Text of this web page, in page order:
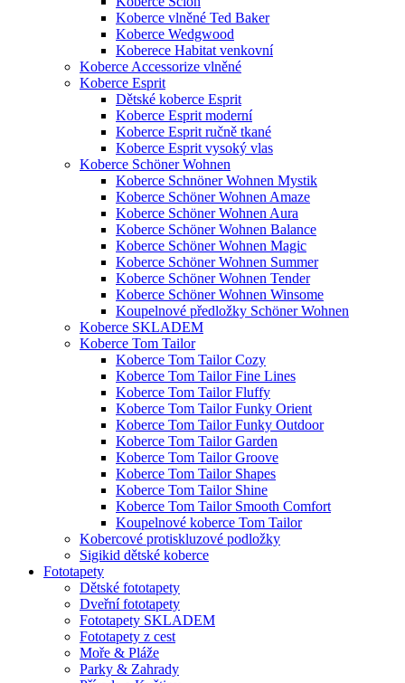
Koberce vlněné Ted Baker
Koberce Wedgwood
Koberece Habitat venkovní
Koberce Accessorize vlněné
Koberce Esprit
Dětské koberce Esprit
Koberce Esprit moderní
Koberce Esprit ručně tkané
Koberce Esprit vysoký vlas
Koberce Schöner Wohnen
Koberce Schnöner Wohnen Mystik
Koberce Schöner Wohnen Amaze
Koberce Schöner Wohnen Aura
Koberce Schöner Wohnen Balance
Koberce Schöner Wohnen Magic
Koberce Schöner Wohnen Summer
Koberce Schöner Wohnen Tender
Koberce Schöner Wohnen Winsome
Koupelnové předložky Schöner Wohnen
Koberce SKLADEM
Koberce Tom Tailor
Koberce Tom Tailor Cozy
Koberce Tom Tailor Fine Lines
Koberce Tom Tailor Fluffy
Koberce Tom Tailor Funky Orient
Koberce Tom Tailor Funky Outdoor
Koberce Tom Tailor Garden
Koberce Tom Tailor Groove
Koberce Tom Tailor Shapes
Koberce Tom Tailor Shine
Koberce Tom Tailor Smooth Comfort
Koupelnové koberce Tom Tailor
Kobercové protiskluzové podložky
Sigikid dětské koberce
Fototapety
Dětské fototapety
Dveřní fototapety
Fototapety SKLADEM
Fototapety z cest
Moře & Pláže
Parky & Zahrady